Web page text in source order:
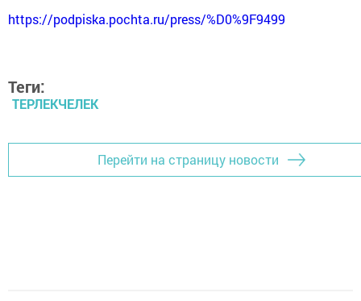
https://podpiska.pochta.ru/press/%D0%9F9499
Теги:
ТЕРЛЕКЧЕЛЕК
Перейти на страницу новости